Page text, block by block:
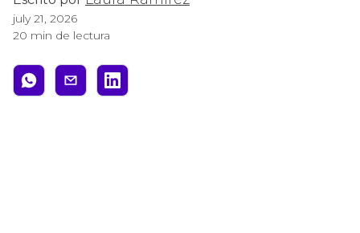
july 21, 2026
20 min de lectura